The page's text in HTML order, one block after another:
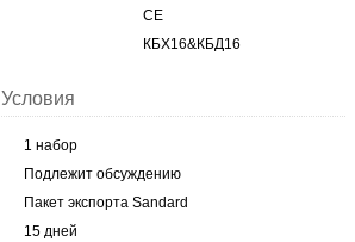
CE
КБХ16&КБД16
1 набор
Подлежит обсуждению
Пакет экспорта Sandard
15 дней